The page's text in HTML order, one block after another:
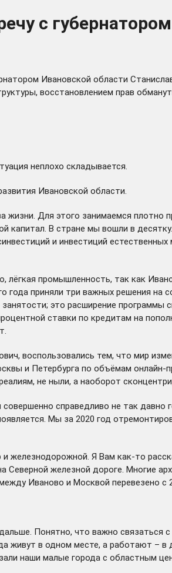
с
Ивановской области
восстановлением прав
неплохо складывается.
Ивановской области.
Для этого занимаемся плотно
капитал. В стране мы вошли в
и инвестиций
лёгкая промышленность, так как
года приняли три важных решения
это расширение
ставки по кредитам на
воспользовались тем, что мир
и Петербурга по объёмам
не ныли, а наоборот
справедливо не так давно
Мы за 2020 год
железнодорожной. Я Вам как-то
железной дороге. Многие
Иваново и Москвой перевезено с
Понятно, что важно связаться
живут в одном месте, а работают –
наши малые города с областным